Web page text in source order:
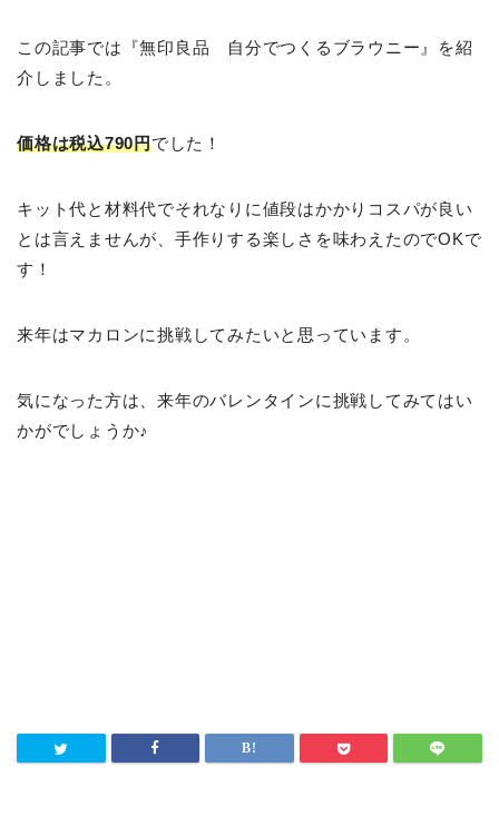
この記事では『無印良品 自分でつくるブラウニー』を紹
介しました。
価格は税込790円でした！
キット代と材料代でそれなりに値段はかかりコスパが良い
とは言えませんが、手作りする楽しさを味わえたのでOKで
す！
来年はマカロンに挑戦してみたいと思っています。
気になった方は、来年のバレンタインに挑戦してみてはい
かがでしょうか♪